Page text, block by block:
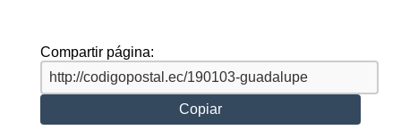
Compartir página:
Copiar